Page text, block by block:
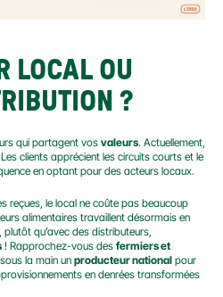
LOCAL OU
?
qui partagent vos valeurs. Actuellement,
en optant pour des acteurs locaux.
reçues, le local ne coûte pas beaucoup
alimentaires travaillent désormais en
qu’avec des distributeurs,
! Rapprochez-vous des fermiers et
la main un producteur national pour
en denrées transformées